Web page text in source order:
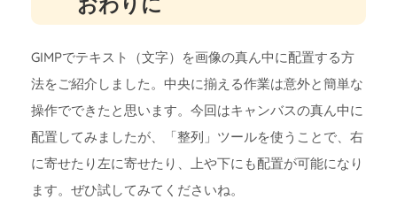
GIMPでテキスト（文字）を画像の真ん中に配置する方
法をご紹介しました。中央に揃える作業は意外と簡単な
操作でできたと思います。今回はキャンバスの真ん中に
配置してみましたが、「整列」ツールを使うことで、右
に寄せたり左に寄せたり、上や下にも配置が可能になり
ます。ぜひ試してみてくださいね。